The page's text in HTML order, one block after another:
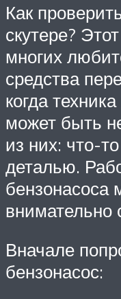
Как
скутере?
многих
средства
когда
может быть
из них: что-
деталью.
бензонасоса
внимательно
Вначале
бензонасос: